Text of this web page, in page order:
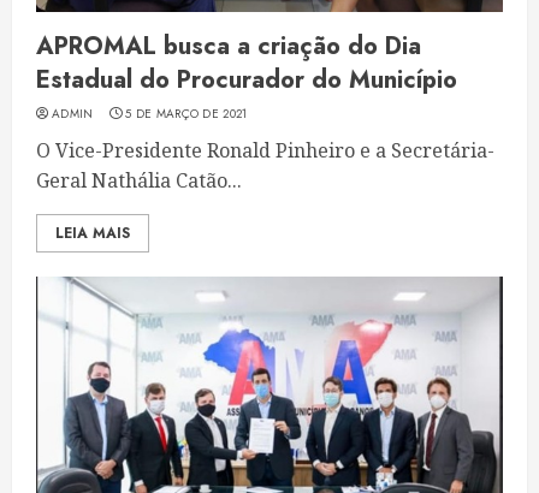
APROMAL busca a criação do Dia
Estadual do Procurador do Município
ADMIN 5 DE MARÇO DE 2021
O Vice-Presidente Ronald Pinheiro e a Secretária-
Geral Nathália Catão...
LEIA MAIS